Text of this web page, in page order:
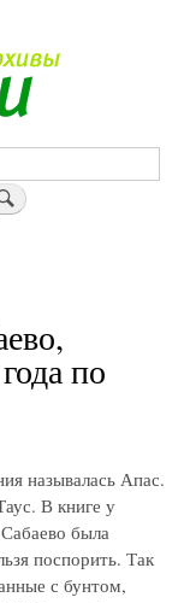
по
называлась Апас.
В книге у
была
поспорить. Так
с бунтом,